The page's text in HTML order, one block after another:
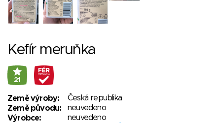
Kefír meruňka
21
Země výroby:
Česká republika
Země původu:
neuvedeno
Výrobce:
neuvedeno